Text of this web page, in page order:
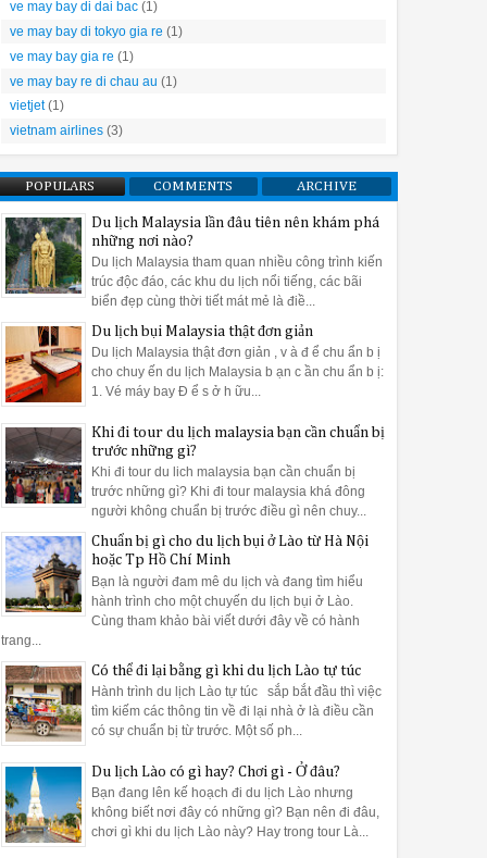
trì kết quả sấy khô hoàn hảo. Quá trình sấy tiêu thụ một
nhiên. Khoáng chất này được tái tạo sau khi kết thúc mỗi
bát Bosch bán âm tủ Smi8ycs01e serie 8
? Máy rửa bát Bosch được thiết kế hiện đại nên trong quá trình sử
máy rửa bát Bosch hiệu quả.
Bosch như thế nào cho hiệu quả
bát ở vị trí thuận tiện nhất
vừa kết thúc quy trình rửa. Sau đó sẽ xả nước nóng lần cuối
cho bát đĩa vào rửa và lấy ra khi sử dụng cũng như có thể
số nguyên tắc nhất định của máy rửa bát Bosch :
men, vẽ bằng tay, các loại ly thủy tinh dễ bị mờ hoặc trầy xước.
nứt, vỡ khi ngấm nước trong quá trình rửa bằng máy.
giấy có thể bị bong ra khi rửa và kẹt trong máy.
trầy xước khi va chạm như bằng bạc, thép không gỉ
của máy rửa bát sẽ mang lại hiệu quả cao nhất
quả với các khay rửa hợp lý cho từng loại vật dụng:
tránh cản trở hệ thống quạt rửa mang lại hiệu suất rửa cao,
xuống để tạo không gian thông thoáng. Các loại khay
nĩa lên trên, lưỡi dao quay xuống, thìa xen kẽ lên xuống.
rửa bát Bosch như thế nào cho hiệu quả
ve may bay di dai bac (1)
ve may bay di tokyo gia re (1)
ve may bay gia re (1)
ve may bay re di chau au (1)
vietjet (1)
vietnam airlines (3)
POPULARS COMMENTS ARCHIVE
Du lịch Malaysia lần đâu tiên nên khám phá
những nơi nào?
Du lịch Malaysia tham quan nhiều công trình kiến
trúc độc đáo, các khu du lịch nổi tiếng, các bãi
biển đẹp cùng thời tiết mát mẻ là điề...
Du lịch bụi Malaysia thật đơn giản
Du lịch Malaysia thật đơn giản , v à đ ể chu ẩn b ị
cho chuy ến du lịch Malaysia b ạn c ần chu ẩn b ị:
1. Vé máy bay Đ ể s ở h ữu...
Khi đi tour du lịch malaysia bạn cần chuẩn bị
trước những gì?
Khi đi tour du lich malaysia bạn cần chuẩn bị
trước những gì? Khi đi tour malaysia khá đông
người không chuẩn bị trước điều gì nên chuy...
Chuẩn bị gì cho du lịch bụi ở Lào từ Hà Nội
hoặc Tp Hồ Chí Minh
Bạn là người đam mê du lịch và đang tìm hiểu
hành trình cho một chuyến du lịch bụi ở Lào.
Cùng tham khảo bài viết dưới đây về có hành
trang...
Có thể đi lại bằng gì khi du lịch Lào tự túc
Hành trình du lịch Lào tự túc sắp bắt đầu thì việc
tìm kiếm các thông tin về đi lại nhà ở là điều cần
có sự chuẩn bị từ trước. Một số ph...
Du lịch Lào có gì hay? Chơi gì - Ở đâu?
Bạn đang lên kế hoạch đi du lịch Lào nhưng
không biết nơi đây có những gì? Bạn nên đi đâu,
chơi gì khi du lịch Lào này? Hay trong tour Là...